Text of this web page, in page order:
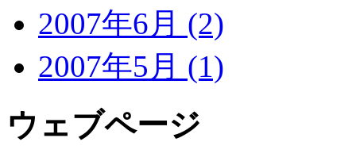
2007年6月 (2)
2007年5月 (1)
ウェブページ